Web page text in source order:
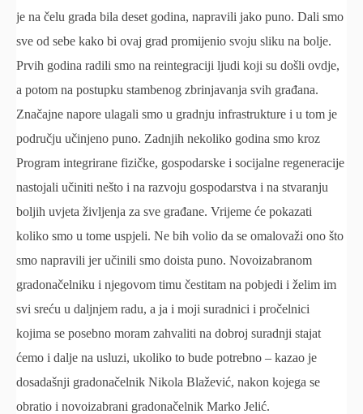
je na čelu grada bila deset godina, napravili jako puno. Dali smo
sve od sebe kako bi ovaj grad promijenio svoju sliku na bolje.
Prvih godina radili smo na reintegraciji ljudi koji su došli ovdje,
a potom na postupku stambenog zbrinjavanja svih građana.
Značajne napore ulagali smo u gradnju infrastrukture i u tom je
području učinjeno puno. Zadnjih nekoliko godina smo kroz
Program integrirane fizičke, gospodarske i socijalne regeneracije
nastojali učiniti nešto i na razvoju gospodarstva i na stvaranju
boljih uvjeta življenja za sve građane. Vrijeme će pokazati
koliko smo u tome uspjeli. Ne bih volio da se omalovaži ono što
smo napravili jer učinili smo doista puno. Novoizabranom
gradonačelniku i njegovom timu čestitam na pobjedi i želim im
svi sreću u daljnjem radu, a ja i moji suradnici i pročelnici
kojima se posebno moram zahvaliti na dobroj suradnji stajat
ćemo i dalje na usluzi, ukoliko to bude potrebno – kazao je
dosadašnji gradonačelnik Nikola Blažević, nakon kojega se
obratio i novoizabrani gradonačelnik Marko Jelić.